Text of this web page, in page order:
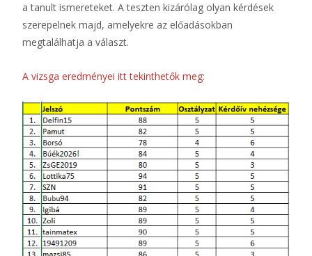
a tanult ismereteket. A teszten kizárólag olyan kérdések
szerepelnek majd, amelyekre az előadásokban
megtalálhatja a választ.
A vizsga eredményei itt tekinthetők meg: